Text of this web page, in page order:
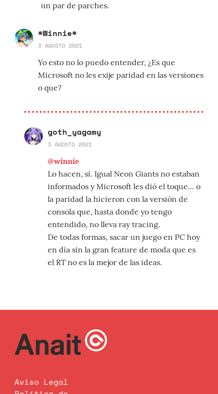
un par de parches.
*Winnie*
3 AGOSTO 2021
Yo esto no lo puedo entender, ¿Es que
Microsoft no les exije paridad en las versiones
o que?
goth_yagamy
3 AGOSTO 2021
@winnie
Lo hacen, sí. Igual Neon Giants no estaban
informados y Microsoft les dió el toque… o
la paridad la hicieron con la versión de
consola que, hasta donde yo tengo
entendido, no lleva ray tracing.
De todas formas, sacar un juego en PC hoy
en día sin la gran feature de moda que es
el RT no es la mejor de las ideas.
Aviso Legal